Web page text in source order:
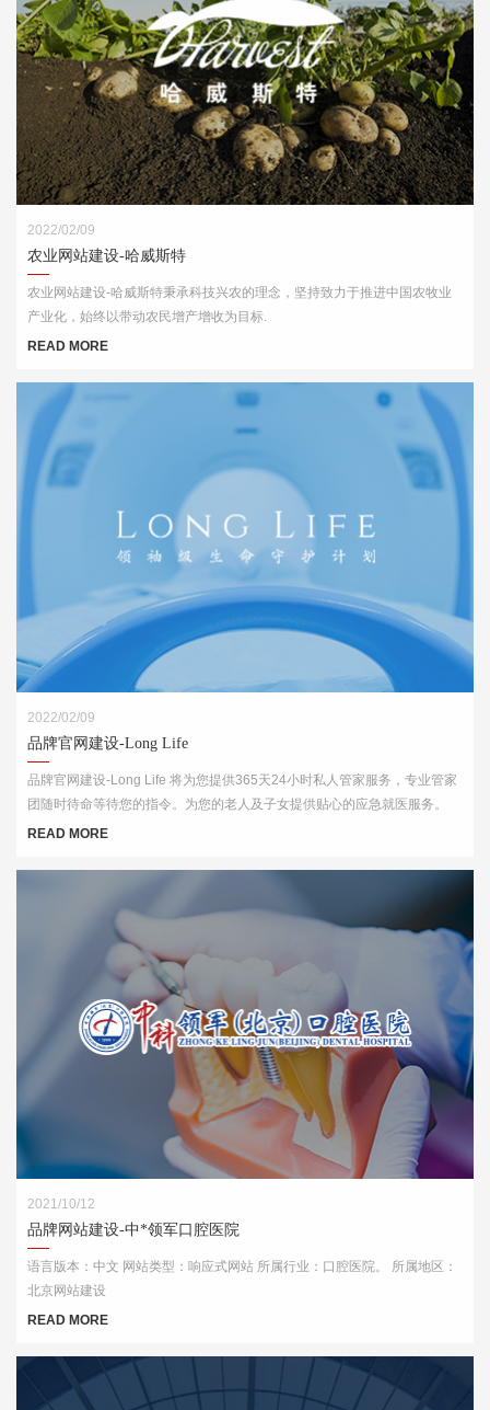
2022/02/09
农业网站建设-哈威斯特
农业网站建设-哈威斯特秉承科技兴农的理念，坚持致力于推进中国农牧业
产业化，始终以带动农民增产增收为目标.
READ MORE
2022/02/09
品牌官网建设-Long Life
品牌官网建设-Long Life 将为您提供365天24小时私人管家服务，专业管家
团随时待命等待您的指令。为您的老人及子女提供贴心的应急就医服务。
READ MORE
2021/10/12
品牌网站建设-中*领军口腔医院
语言版本：中文 网站类型：响应式网站 所属行业：口腔医院。 所属地区：
北京网站建设
READ MORE